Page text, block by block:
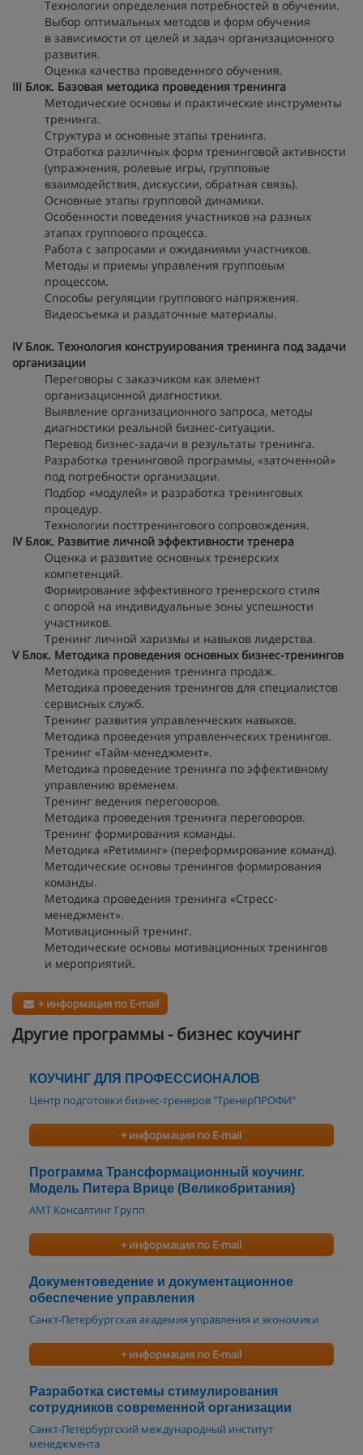
Технологии определения потребностей в обучении.
Выбор оптимальных методов и форм обучения
в зависимости от целей и задач организационного
развития.
Оценка качества проведенного обучения.
III Блок. Базовая методика проведения тренинга
Методические основы и практические инструменты
тренинга.
Структура и основные этапы тренинга.
Отработка различных форм тренинговой активности
(упражнения, ролевые игры, групповые
взаимодействия, дискуссии, обратная связь).
Основные этапы групповой динамики.
Особенности поведения участников на разных
этапах группового процесса.
Работа с запросами и ожиданиями участников.
Методы и приемы управления групповым
процессом.
Способы регуляции группового напряжения.
Видеосъемка и раздаточные материалы.
IV Блок. Технология конструирования тренинга под задачи
организации
Переговоры с заказчиком как элемент
организационной диагностики.
Выявление организационного запроса, методы
диагностики реальной бизнес-ситуации.
Перевод бизнес-задачи в результаты тренинга.
Разработка тренинговой программы, «заточенной»
под потребности организации.
Подбор «модулей» и разработка тренинговых
процедур.
Технологии посттренингового сопровождения.
IV Блок. Развитие личной эффективности тренера
Оценка и развитие основных тренерских
компетенций.
Формирование эффективного тренерского стиля
с опорой на индивидуальные зоны успешности
участников.
Тренинг личной харизмы и навыков лидерства.
V Блок. Методика проведения основных бизнес-тренингов
Методика проведения тренинга продаж.
Методика проведения тренингов для специалистов
сервисных служб.
Тренинг развития управленческих навыков.
Методика проведения управленческих тренингов.
Тренинг «Тайм-менеджмент».
Методика проведение тренинга по эффективному
управлению временем.
Тренинг ведения переговоров.
Методика проведения тренинга переговоров.
Тренинг формирования команды.
Методика «Ретиминг» (переформирование команд).
Методические основы тренингов формирования
команды.
Методика проведения тренинга «Стресс-
менеджмент».
Мотивационный тренинг.
Методические основы мотивационных тренингов
и мероприятий.
+ информация по E-mail
Другие программы - бизнес коучинг
КОУЧИНГ ДЛЯ ПРОФЕССИОНАЛОВ
Центр подготовки бизнес-тренеров "ТренерПРОФИ"
+ информация по E-mail
Программа Трансформационный коучинг.
Модель Питера Врице (Великобритания)
АМТ Консалтинг Групп
+ информация по E-mail
Документоведение и документационное
обеспечение управления
Санкт-Петербургская академия управления и экономики
+ информация по E-mail
Разработка системы стимулирования
сотрудников современной организации
Санкт-Петербургский международный институт
менеджмента